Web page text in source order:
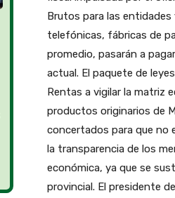
Brutos para las
telefónicas, fábricas de
promedio, pasarán a
actual. El paquete de
Rentas a vigilar la matriz
productos originarios de
concertados para que
la transparencia de los
económica, ya que se
provincial. El presidente